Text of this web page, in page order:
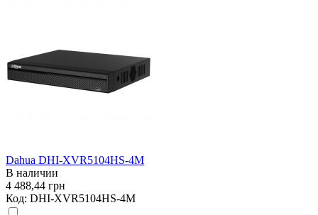
Dahua DHI-XVR5104HS-4M
В наличии
4 488,44 грн
Код: DHI-XVR5104HS-4M